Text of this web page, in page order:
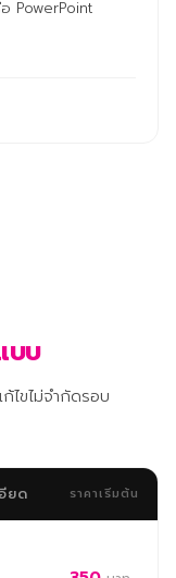
PowerPoint
บบ
ไขไม่จำกัดรอบ
ยด ราคาเริ่มต้น